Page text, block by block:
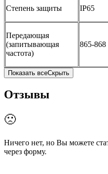
Степень защиты IP65
Передающая
(запитывающая
частота)
865-
Показать всеСкрыть
Отзывы
🙁
Ничего нет, но Вы можете
через форму.